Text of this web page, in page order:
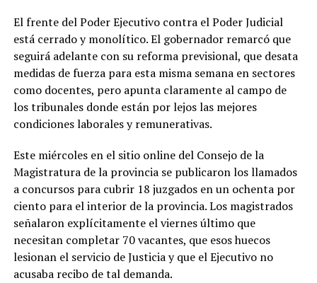
El frente del Poder Ejecutivo contra el Poder Judicial
está cerrado y monolítico. El gobernador remarcó que
seguirá adelante con su reforma previsional, que desata
medidas de fuerza para esta misma semana en sectores
como docentes, pero apunta claramente al campo de
los tribunales donde están por lejos las mejores
condiciones laborales y remunerativas.
Este miércoles en el sitio online del Consejo de la
Magistratura de la provincia se publicaron los llamados
a concursos para cubrir 18 juzgados en un ochenta por
ciento para el interior de la provincia. Los magistrados
señalaron explícitamente el viernes último que
necesitan completar 70 vacantes, que esos huecos
lesionan el servicio de Justicia y que el Ejecutivo no
acusaba recibo de tal demanda.